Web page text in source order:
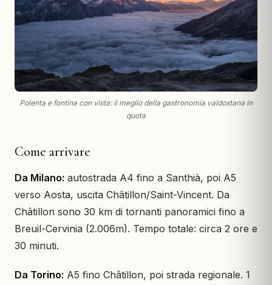
Polenta e fontina con vista: il meglio della gastronomia valdostana in
quota
Come arrivare
Da Milano: autostrada A4 fino a Santhià, poi A5
verso Aosta, uscita Châtillon/Saint-Vincent. Da
Châtillon sono 30 km di tornanti panoramici fino a
Breuil-Cervinia (2.006m). Tempo totale: circa 2 ore e
30 minuti.
Da Torino: A5 fino Châtillon, poi strada regionale. 1